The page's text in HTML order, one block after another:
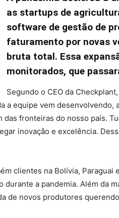
as startups de
software de gestão de
faturamento por novas
bruta total. Essa
monitorados, que
Segundo o CEO da
equipe vem desenvolvendo,
fronteiras do nosso país.
inovação e excelência.
clientes na Bolívia,
a pandemia. Além da
de novos produtores